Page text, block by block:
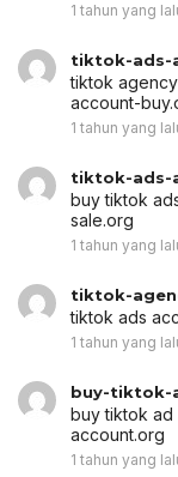
1 tahun yang
tiktok-ads-
tiktok
account-
1 tahun yang
tiktok-ads-
buy tiktok
sale.org
1 tahun yang
tiktok-
tiktok ads
1 tahun yang
buy-tiktok-
buy tiktok ad
account.org
1 tahun yang